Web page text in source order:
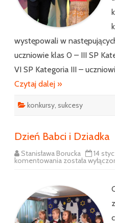
artyści
Gminy
atakują”
występowali w
uczniowie klas 0 – III SP
VI SP Kategoria III –
Czytaj dalej »
konkursy sukcesy
Dzień Babci i Dziadka
Stanisława Borucka 14
komentowania Dzień
została